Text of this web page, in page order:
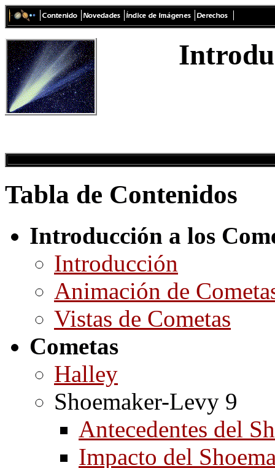
Tabla de Contenidos
Introducción a los
Introducción
Animación de
Vistas de Cometas
Cometas
Halley
Shoemaker-Levy 9
Antecedentes del
Impacto del